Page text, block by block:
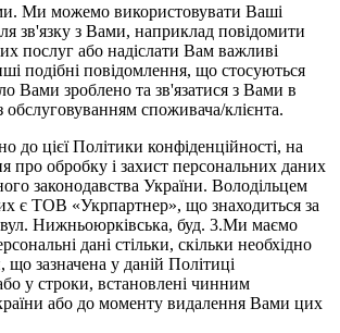
Ми можемо використовувати Ваші
зв'язку з Вами, наприклад повідомити
послуг або надіслати Вам важливі
подібні повідомлення, що стосуються
Вами зроблено та зв'язатися з Вами в
обслуговуванням споживача/клієнта.
до цієї Політики конфіденційності, на
про обробку і захист персональних даних
законодавства України. Володільцем
є ТОВ «Укрпартнер», що знаходиться за
Нижньоюркiвська, буд. 3.Ми маємо
дані стільки, скільки необхідно
що зазначена у даній Політиці
у строки, встановлені чинним
або до моменту видалення Вами цих